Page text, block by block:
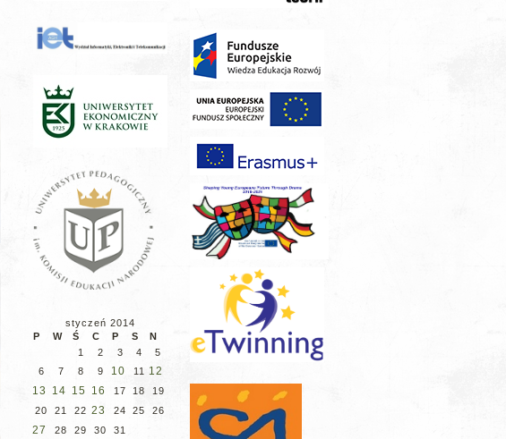
styczeń 2014
P
W Ś C P S
N
1
2 3 4
5
6
7 8 9 10 11
12
13
14 15 16 17 18
19
20
21 22 23 24 25 26
27 28 29 30 31